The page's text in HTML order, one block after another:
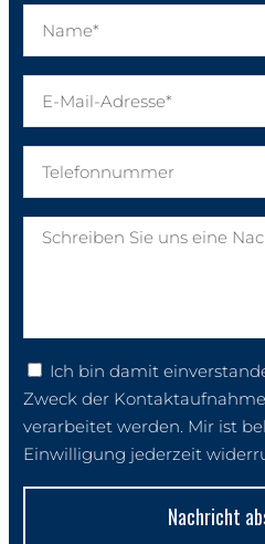
Ich bin damit
Zweck der
verarbeitet werden. Mir ist
Einwilligung jederzeit
Nachricht